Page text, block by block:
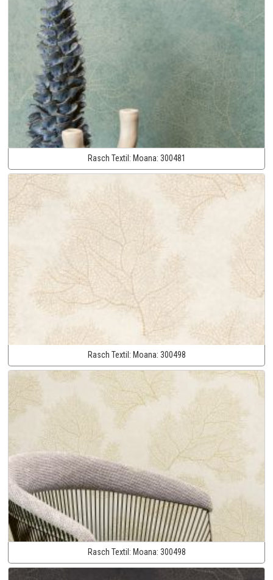
Rasch Textil: Moana: 300481
Rasch Textil: Moana: 300498
Rasch Textil: Moana: 300498